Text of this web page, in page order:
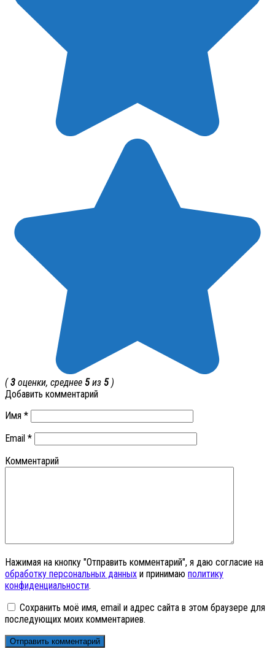
(3 оценки, среднее 5из 5)
Добавить комментарий
Имя *
Email *
Комментарий
Нажимая на кнопку "Отправить комментарий", я даю согласие на
обработку персональных данных и принимаю политику
конфиденциальности.
Сохранить моё имя, email и адрес сайта в этом браузере для
последующих моих комментариев.